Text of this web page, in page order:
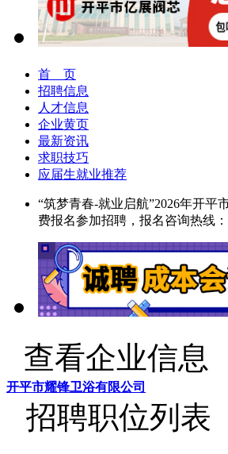
首 页
招聘信息
人才信息
企业黄页
最新资讯
求职技巧
应届生就业推荐
“筑梦青春-就业启航”2026年开平
费报名参加招聘，报名咨询热线：
查看企业信息
开平市耀锋卫浴有限公司
招聘职位列表